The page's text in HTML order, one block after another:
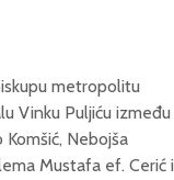
metropolitu
Vinku Puljiću između
Nebojša
Mustafa ef. Cerić i